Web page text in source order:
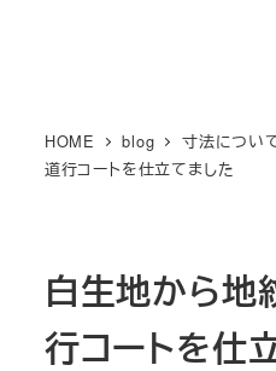
HOME blog 寸法につい
道行コートを仕立てました
白生地から地
行コートを仕